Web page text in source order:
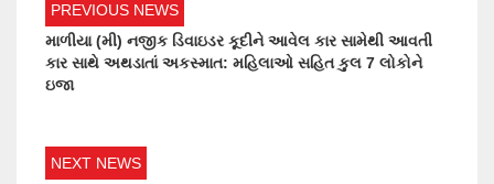
PREVIOUS NEWS
માળીયા (મી) નજીક ડિવાઇડર કૂદીને આવેલ કાર સામેથી આવતી
કાર સાથે અથડાતાં અકસ્માત: મહિલાઓ સહિત કુલ 7 લોકોને
ઇજા
NEXT NEWS